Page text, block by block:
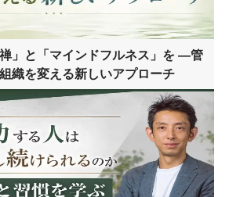
」と「マインドフルネス」を ―管
織を変える新しいアプローチ